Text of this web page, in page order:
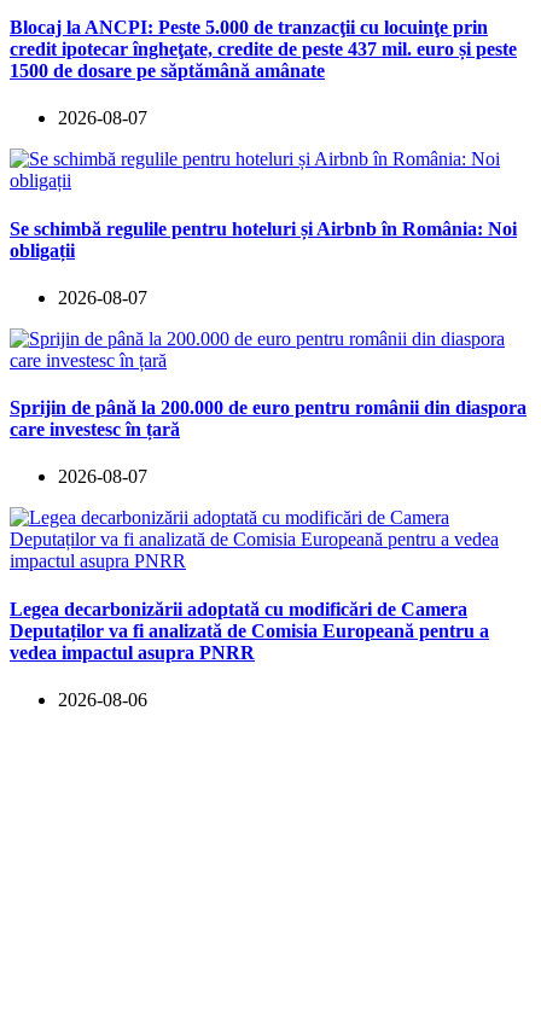
Blocaj la ANCPI: Peste 5.000 de tranzacţii cu locuinţe prin
credit ipotecar îngheţate, credite de peste 437 mil. euro și peste
1500 de dosare pe săptămână amânate
2026-08-07
Se schimbă regulile pentru hoteluri și Airbnb în România: Noi
obligații
2026-08-07
Sprijin de până la 200.000 de euro pentru românii din diaspora
care investesc în țară
2026-08-07
Legea decarbonizării adoptată cu modificări de Camera
Deputaților va fi analizată de Comisia Europeană pentru a
vedea impactul asupra PNRR
2026-08-06